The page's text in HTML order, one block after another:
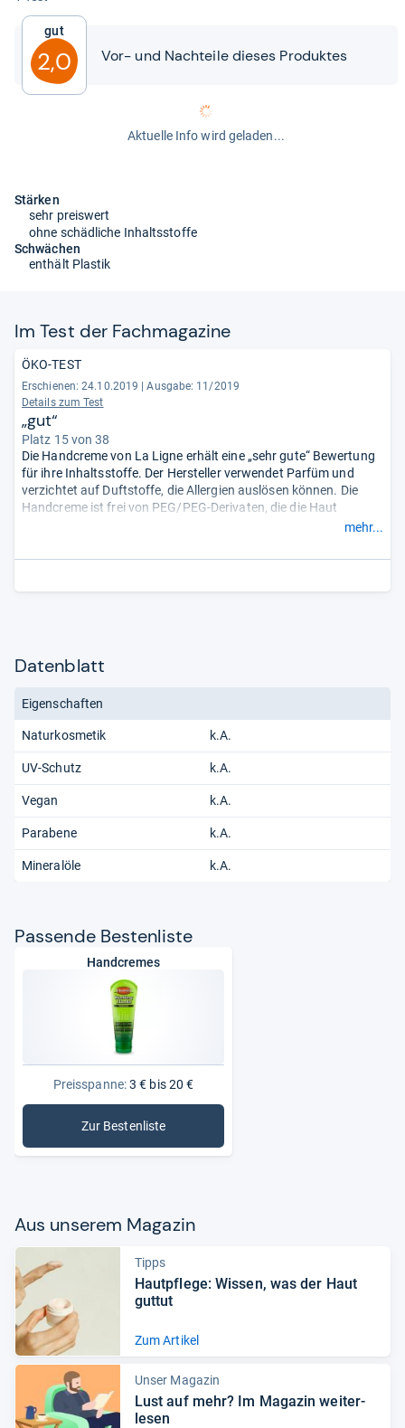
Gut
2,0 Vor-​​ und Nach­teile die­ses Pro­duk­tes
Aktuelle Info wird geladen...
Stärken
sehr preiswert
ohne schädliche Inhaltsstoffe
Schwächen
enthält Plastik
Im Test der Fach­ma­ga­zine
ÖKO-TEST
Erschienen: 24.10.2019
Ausgabe: 11/2019
Details zum Test
„gut“
Platz 15 von 38
Die Handcreme von La Ligne erhält eine „sehr gute“ Bewertung
für ihre Inhaltsstoffe. Der Hersteller verwendet Parfüm und
verzichtet auf Duftstoffe, die Allergien auslösen können. Die
Handcreme ist frei von PEG/PEG-Derivaten, die die Haut
durchlässiger machen können. Allerdings kann das Testlabor
Hinweis: Laut Anbieter ist eine Carbomer-freie Rezeptur in
mehr...
Datenblatt
Eigenschaften
Naturkosmetik k.A.
UV-Schutz k.A.
Vegan k.A.
Parabene k.A.
Mineralöle k.A.
Pas­sende Bes­ten­liste
Handcremes
Preisspanne:3 € bis 20 €
Zur Bestenliste
: Handcremes
Aus unse­rem Maga­zin
Tipps
Haut­pflege: Wis­sen, was der Haut
gut­tut
Zum Artikel
Unser Magazin
Lust auf mehr? Im Maga­zin wei­ter­
le­sen